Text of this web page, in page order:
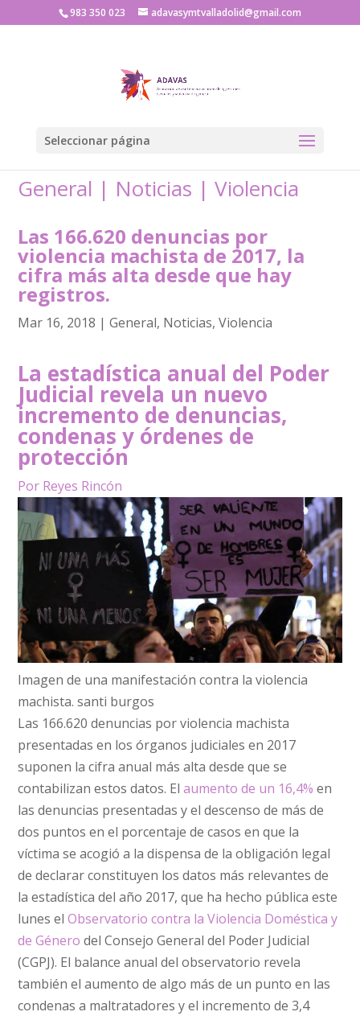
983 350 023 adavasymtvalladolid@gmail.com
Seleccionar página
General | Noticias |Violencia
Las 166.620 denuncias por
violencia machista de 2017, la
cifra más alta desde que hay
registros.
Mar 16, 2018 |General, Noticias,Violencia
La estadística anual del Poder
Judicial revela un nuevo
incremento de denuncias,
condenas y órdenes de
protección
Por Reyes Rincón
Imagen de una manifestación contra la violencia
machista. santi burgos
Las 166.620 denuncias por violencia machista
presentadas en los órganos judiciales en 2017
suponen la cifra anual más alta desde que se
contabilizan estos datos. Elaumento de un 16,4% en
las denuncias presentadas y el descenso de más de
dos puntos en el porcentaje de casos en que la
víctima se acogió a la dispensa de la obligación legal
de declarar constituyen los datos más relevantes de
la estadística del año 2017, que ha hecho pública este
lunes elObservatorio contra la Violencia Doméstica y
de Género del Consejo General del Poder Judicial
(CGPJ). El balance anual del observatorio revela
también el aumento de algo más de un punto en las
condenas a maltratadores y el incremento de 3,4